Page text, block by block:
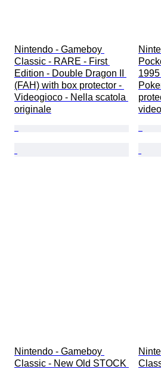
Nintendo - Gameboy
Classic - RARE - First
Edition - Double Dragon II
(FAH) with box protector -
Videogioco - Nella scatola
originale
Nintendo - Gameboy
Classic - New Old STOCK